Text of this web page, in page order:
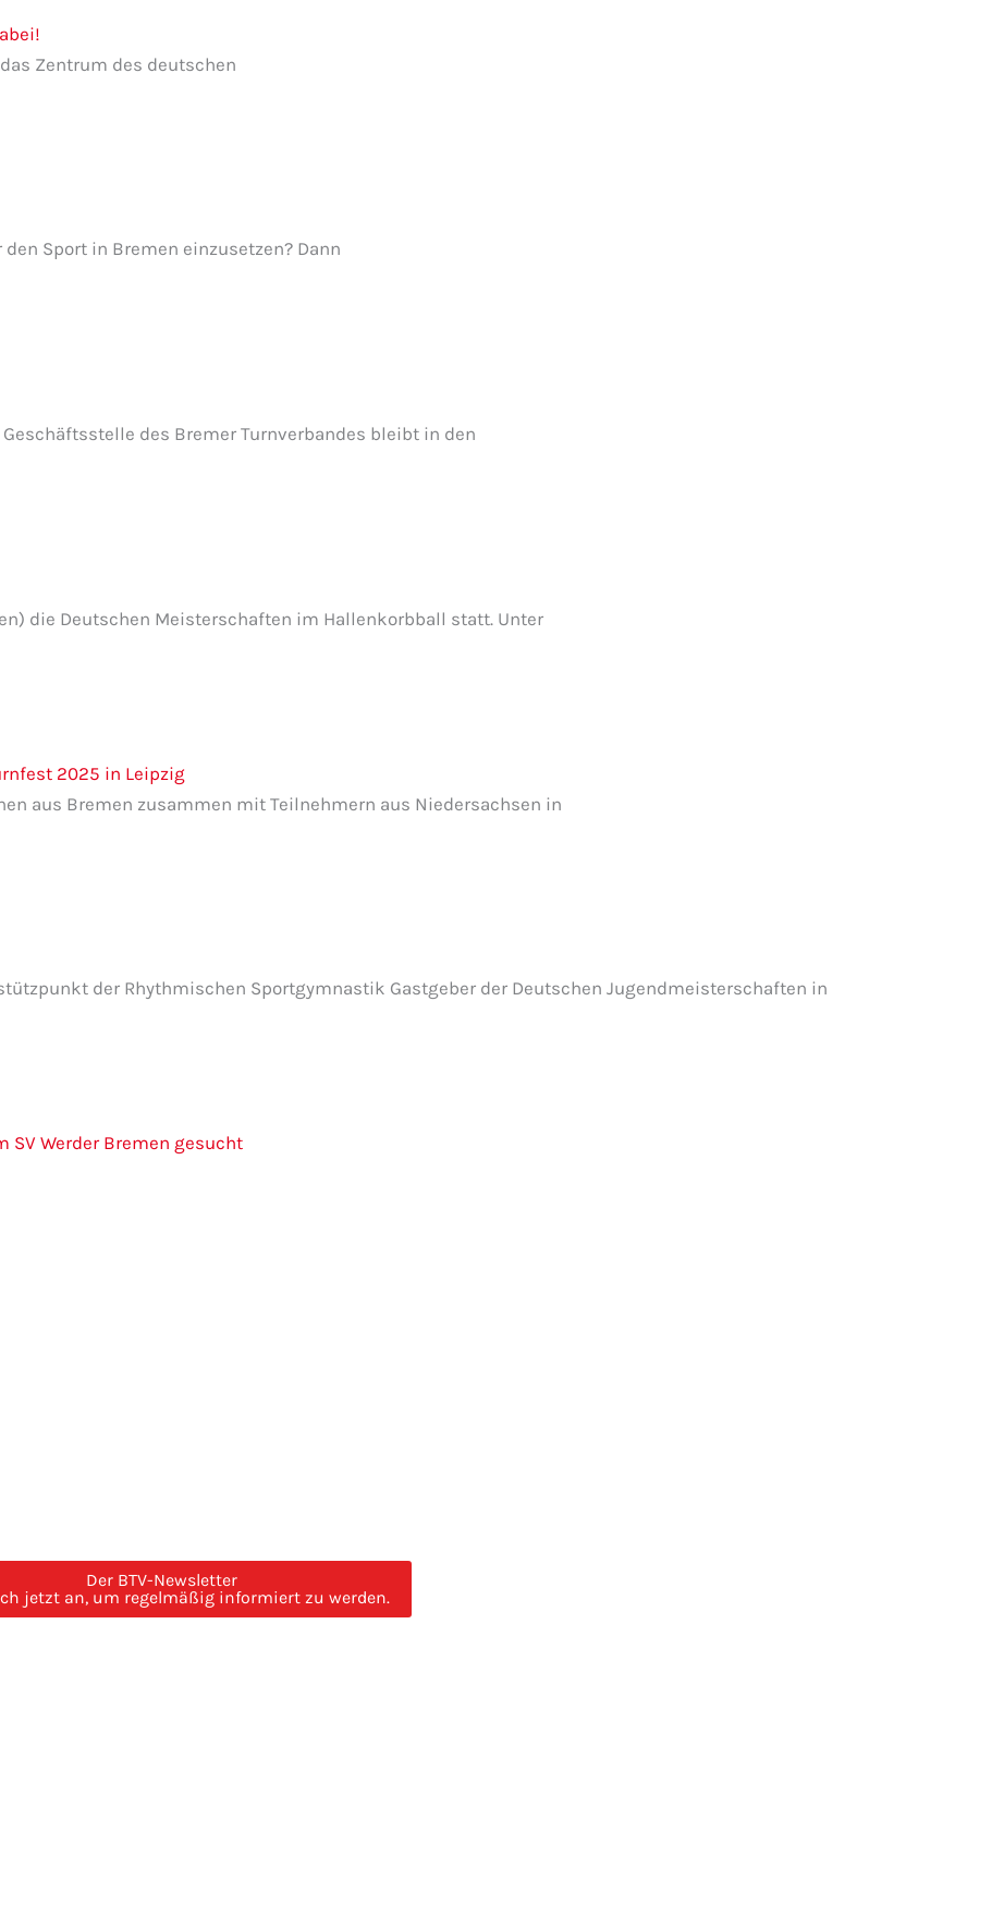
Zentrum des deutschen
Sport in Bremen einzusetzen? Dann
des Bremer Turnverbandes bleibt in den
die Deutschen Meisterschaften im Hallenkorbball statt. Unter
2025 in Leipzig
aus Bremen zusammen mit Teilnehmern aus Niedersachsen in
der Rhythmischen Sportgymnastik Gastgeber der Deutschen Jugendmeisterschaften in
Werder Bremen gesucht
Der BTV-Newsletter
jetzt an, um regelmäßig informiert zu werden.